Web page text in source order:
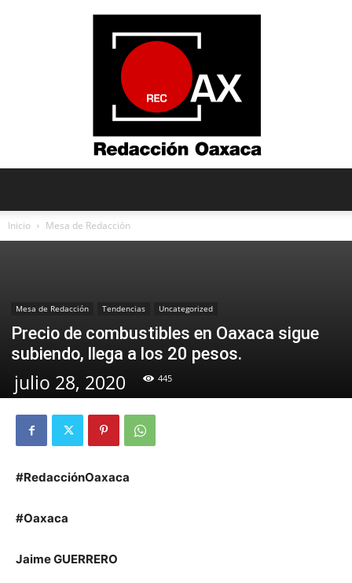
Inicio Mesa de Redacción
Mesa de Redacción Tendencias Uncategorized
Precio de combustibles en Oaxaca sigue
subiendo, llega a los 20 pesos.
julio 28, 2020 445
#RedacciónOaxaca
#Oaxaca
Jaime GUERRERO